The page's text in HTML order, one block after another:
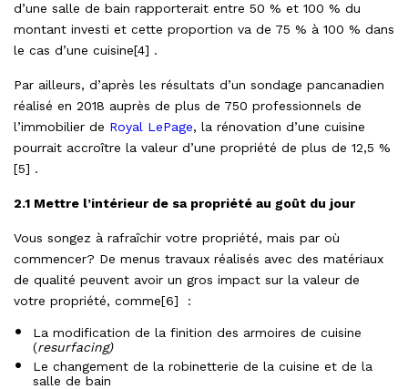
d’une salle de bain rapporterait entre 50 % et 100 % du
montant investi et cette proportion va de 75 % à 100 % dans
le cas d’une cuisine[4] .
Par ailleurs, d’après les résultats d’un sondage pancanadien
réalisé en 2018 auprès de plus de 750 professionnels de
l’immobilier de Royal LePage, la rénovation d’une cuisine
pourrait accroître la valeur d’une propriété de plus de 12,5 %
[5] .
2.1 Mettre l’intérieur de sa propriété au goût du jour
Vous songez à rafraîchir votre propriété, mais par où
commencer? De menus travaux réalisés avec des matériaux
de qualité peuvent avoir un gros impact sur la valeur de
votre propriété, comme[6] :
La modification de la finition des armoires de cuisine
(resurfacing)
Le changement de la robinetterie de la cuisine et de la
salle de bain